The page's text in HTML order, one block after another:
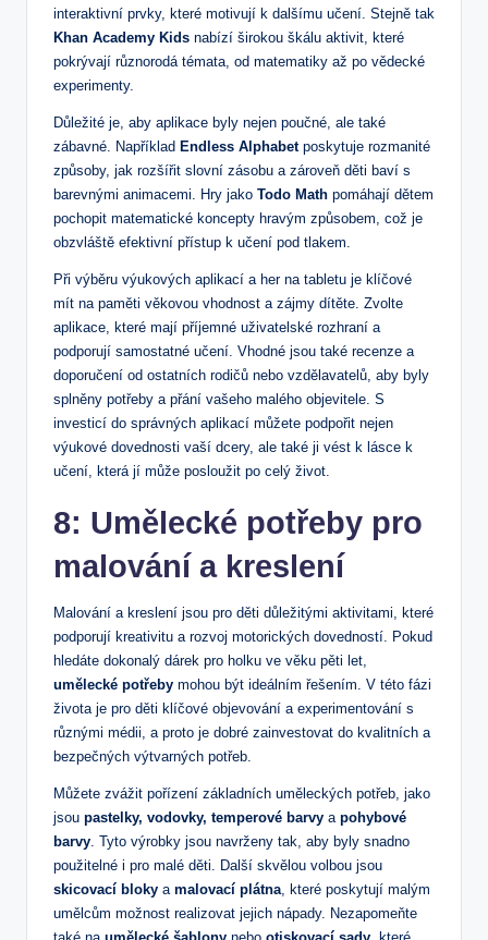
interaktivní prvky, které motivují k dalšímu učení. Stejně tak
Khan Academy Kids nabízí širokou škálu aktivit, které
pokrývají různorodá témata, od matematiky až po vědecké
experimenty.
Důležité je, aby aplikace byly nejen poučné, ale také
zábavné. Například Endless Alphabetposkytuje rozmanité
způsoby, jak rozšířit slovní zásobu a zároveň děti baví s
barevnými animacemi. Hry jako Todo Math pomáhají dětem
pochopit matematické koncepty hravým způsobem, což je
obzvláště efektivní přístup k učení pod tlakem.
Při výběru výukových aplikací a her na tabletu je klíčové
mít na paměti věkovou vhodnost a zájmy dítěte. Zvolte
aplikace, které mají příjemné uživatelské rozhraní a
podporují samostatné učení. Vhodné jsou také recenze a
doporučení od ostatních rodičů nebo vzdělavatelů, aby byly
splněny potřeby a přání vašeho malého objevitele. S
investicí do správných aplikací můžete podpořit nejen
výukové dovednosti vaší dcery, ale také ji vést k lásce k
učení, která jí může posloužit po celý život.
8: Umělecké potřeby pro
malování a kreslení
Malování a kreslení jsou pro děti důležitými aktivitami, které
podporují kreativitu a rozvoj motorických dovedností. Pokud
hledáte dokonalý dárek pro holku ve věku pěti let,
umělecké potřeby mohou být ideálním řešením. V této fázi
života je pro děti klíčové objevování a experimentování s
různými médii, a proto je dobré zainvestovat do kvalitních a
bezpečných výtvarných potřeb.
Můžete zvážit pořízení základních uměleckých potřeb, jako
jsou pastelky, vodovky, temperové barvy a pohybové
barvy. Tyto výrobky jsou navrženy tak, aby byly snadno
použitelné i pro malé děti. Další skvělou volbou jsou
skicovací bloky a malovací plátna, které poskytují malým
umělcům možnost realizovat jejich nápady. Nezapomeňte